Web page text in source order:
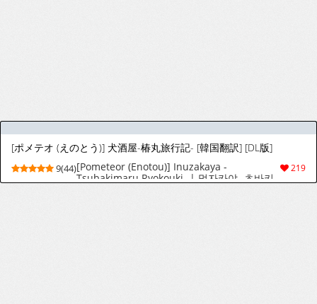
[ポメテオ (えのとう)] 犬酒屋-椿丸旅行記- [韓国翻訳] [DL版]
219
9(44)[Pometeor (Enotou)] Inuzakaya -
Tsubakimaru Ryokouki- | 멍자카야 -츠바키